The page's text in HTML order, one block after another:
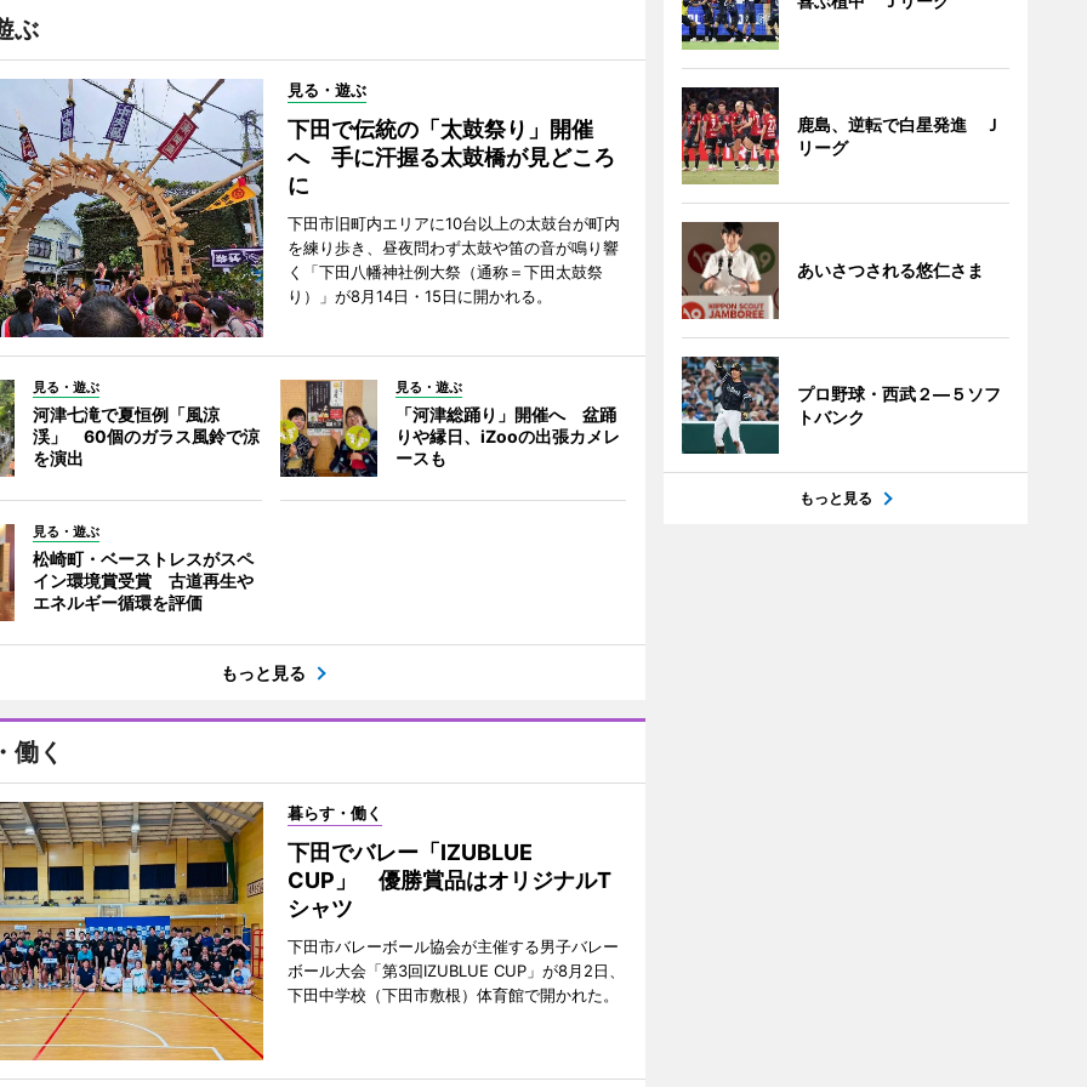
ぶ
見る・遊ぶ
下田で伝統の「太鼓祭り」開催
へ 手に汗握る太鼓橋が見どころ
に
下田市旧町内エリアに10台以上の太鼓台が町内
を練り歩き、昼夜問わず太鼓や笛の音が鳴り響
く「下田八幡神社例大祭（通称＝下田太鼓祭
り）」が8月14日・15日に開かれる。
見る・遊ぶ
河津七滝で夏恒例「風涼
渓」 60個のガラス風鈴で涼
を演出
見る・遊ぶ
「河津総踊り」開催へ 盆踊
りや縁日、iZooの出張カメレ
ースも
見る・遊ぶ
松崎町・ベーストレスがスペ
イン環境賞受賞 古道再生や
エネルギー循環を評価
もっと見る
働く
暮らす・働く
下田でバレー「IZUBLUE
CUP」 優勝賞品はオリジナルT
シャツ
下田市バレーボール協会が主催する男子バレー
ボール大会「第3回IZUBLUE CUP」が8月2日、
下田中学校（下田市敷根）体育館で開かれた。
鹿島、逆転で白星発進 Ｊ
リーグ
あいさつされる悠仁さま
プロ野球・西武２―５ソフ
トバンク
もっと見る